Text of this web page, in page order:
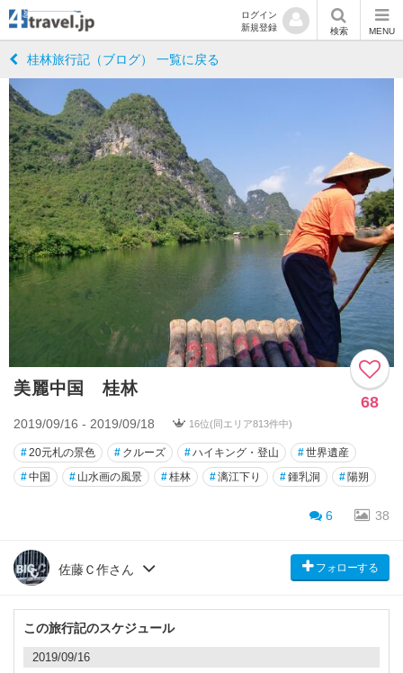
ログイン
新規登録
検索 MENU
桂林旅行記（ブログ） 一覧に戻る
美麗中国 桂林
68
2019/09/16 - 2019/09/18 16位(同エリア813件中)
#20元札の景色 # クルーズ #ハイキング・登山 #世界遺産
#中国 # 山水画の風景 #桂林 #漓江下り #鍾乳洞 # 陽朔
6 38
佐藤Ｃ作さん フォローする
この旅行記のスケジュール
2019/09/16